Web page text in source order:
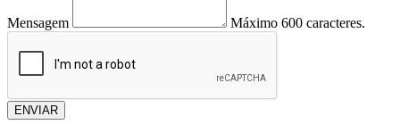
Mensagem Máximo 600 caracteres.
ENVIAR